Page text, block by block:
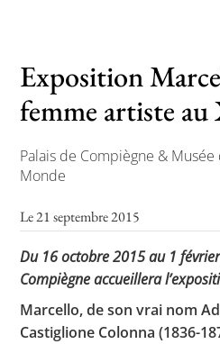
Les ateliers
Communiqués
L’APHG dans
Toutes les
Les rendez-
Exposition
femme artiste au
Palais de Compiègne & Musée
Monde
Le 21 septembre 2015
Du 16 octobre 2015 au 1
Compiègne accueillera
Marcello, de son vrai nom
Castiglione Colonna (1836-